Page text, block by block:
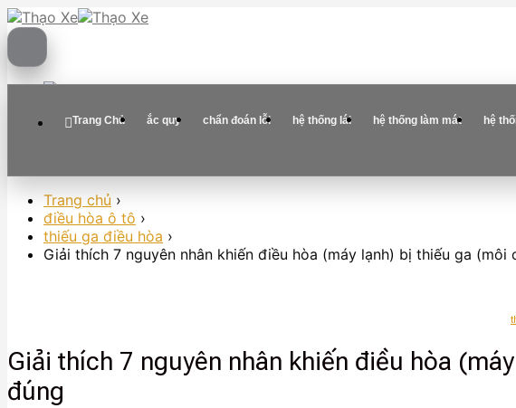
Skip
to
Trang Chủ ắc quy chẩn đoán lỗi hệ thống lái hệ thống làm mát hệ
Trang chủ ›
điều hòa ô tô ›
thiếu ga điều hòa ›
Giải thích 7 nguyên nhân khiến điều hòa (máy lạnh) bị thiếu ga (môi
Giải thích 7 nguyên nhân khiến điều hòa
đúng